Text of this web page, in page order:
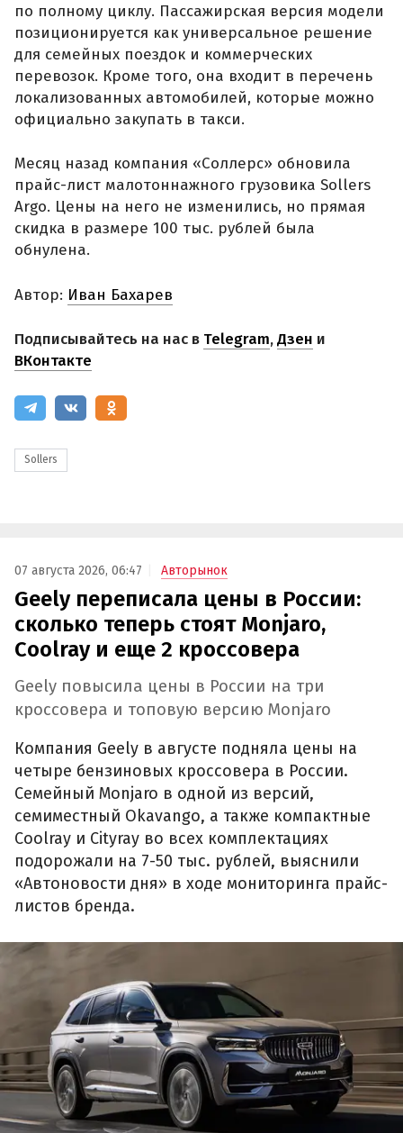
по полному циклу. Пассажирская версия модели
позиционируется как универсальное решение
для семейных поездок и коммерческих
перевозок. Кроме того, она входит в перечень
локализованных автомобилей, которые можно
официально закупать в такси.
Месяц назад компания «Соллерс» обновила
прайс-лист малотоннажного грузовика Sollers
Argo. Цены на него не изменились, но прямая
скидка в размере 100 тыс. рублей была
обнулена.
Автор: Иван Бахарев
Подписывайтесь на нас в Telegram,Дзен и
ВКонтакте
Sollers
07 августа 2026, 06:47 Авторынок
Geely переписала цены в России:
сколько теперь стоят Monjaro,
Coolray и еще 2 кроссовера
Geely повысила цены в России на три
кроссовера и топовую версию Monjaro
Компания Geely в августе подняла цены на
четыре бензиновых кроссовера в России.
Семейный Monjaro в одной из версий,
семиместный Okavango, а также компактные
Coolray и Cityray во всех комплектациях
подорожали на 7-50 тыс. рублей, выяснили
«Автоновости дня» в ходе мониторинга прайс-
листов бренда.